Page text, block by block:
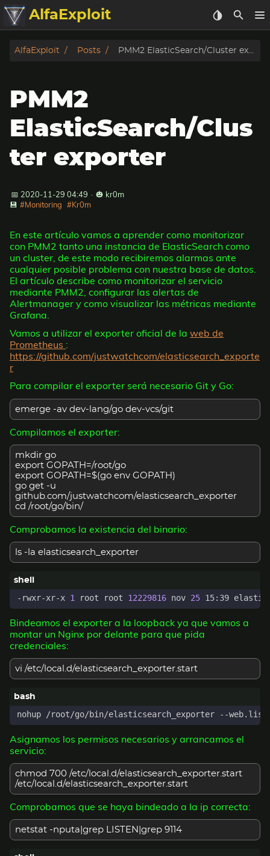
AlfaExploit
Categorias
Info
Bughunter
Badguys
tinysa-tools
AlfaExploit Posts PMM2 ElasticSearch/Cluster exporter
PMM2
ElasticSearch/Clus
ter exporter
📅 2020-11-29 04:49 · 🎃 kr0m
💾 #Monitoring #Kr0m
En este artículo vamos a aprender como monitorizar
con PMM2 tanto una instancia de ElasticSearch como
un cluster, de este modo recibiremos alarmas ante
cualquier posible problema con nuestra base de datos.
El artículo describe como monitorizar el servicio
mediante PMM2, configurar las alertas de
Alertmanager y como visualizar las métricas mediante
Grafana.
Vamos a utilizar el exporter oficial de la web de
Prometheus :
https://github.com/justwatchcom/elasticsearch_exporte
r
Para compilar el exporter será necesario Git y Go:
emerge -av dev-lang/go dev-vcs/git
Compilamos el exporter:
mkdir go
export GOPATH=/root/go
export GOPATH=$(go env GOPATH)
go get -u
github.com/justwatchcom/elasticsearch_exporter
cd /root/go/bin/
Comprobamos la existencia del binario:
ls -la elasticsearch_exporter
-rwxr-xr-x 1 root root 12229816 nov 25
Bindeamos el exporter a la loopback ya que vamos a
montar un Nginx por delante para que pida
credenciales:
vi /etc/local.d/elasticsearch_exporter.start
nohup /root/go/bin/elasticsearch_exporter --
Asignamos los permisos necesarios y arrancamos el
servicio:
chmod 700 /etc/local.d/elasticsearch_exporter.start
/etc/local.d/elasticsearch_exporter.start
Comprobamos que se haya bindeado a la ip correcta:
netstat -nputa|grep LISTEN|grep 9114